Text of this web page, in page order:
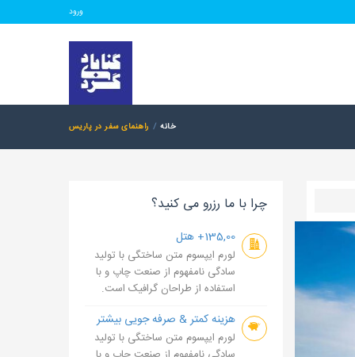
ورود
خانه راهنمای سفر در پاریس
چرا با ما رزرو می کنید؟
135,00+ هتل
لورم ایپسوم متن ساختگی با تولید
سادگی نامفهوم از صنعت چاپ و با
استفاده از طراحان گرافیک است.
هزینه کمتر & صرفه جویی بیشتر
لورم ایپسوم متن ساختگی با تولید